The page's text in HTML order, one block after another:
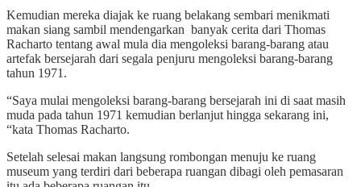
Kemudian mereka diajak ke ruang belakang sembari menikmati
makan siang sambil mendengarkan banyak cerita dari Thomas
Racharto tentang awal mula dia mengoleksi barang-barang atau
artefak bersejarah dari segala penjuru mengoleksi barang-barang
tahun 1971.
“Saya mulai mengoleksi barang-barang bersejarah ini di saat masih
muda pada tahun 1971 kemudian berlanjut hingga sekarang ini,
“kata Thomas Racharto.
Setelah selesai makan langsung rombongan menuju ke ruang
museum yang terdiri dari beberapa ruangan dibagi oleh pemasaran